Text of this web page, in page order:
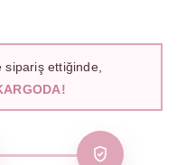
sipariş ettiğinde,